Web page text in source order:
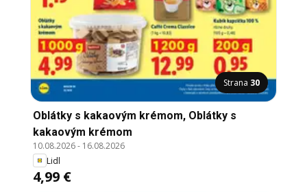
Strana 30
Oblátky s kakaovým krémom, Oblátky s
kakaovým krémom
10.08.2026- 16.08.2026
Lidl
4,99 €